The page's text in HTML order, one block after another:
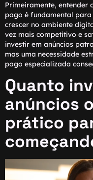
Primeiramente, entender
pago é fundamental
crescer no ambiente
vez mais competitivo e
investir em anúncios
mas uma necessidade
pago especializada
Quanto
anúncios
prático